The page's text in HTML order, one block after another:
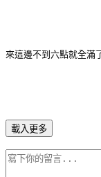
來這邊不到六點就全滿
載入更多